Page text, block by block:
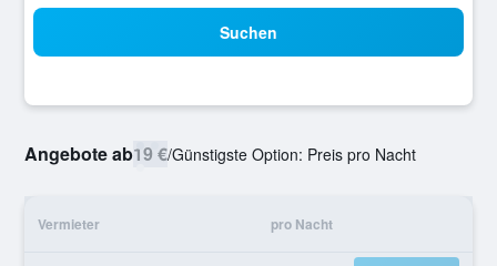
Suchen
Angebote ab19 €/Günstigste Option: Preis pro Nacht
Vermieter pro Nacht